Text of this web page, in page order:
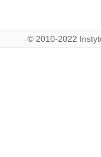
© 2010-2022